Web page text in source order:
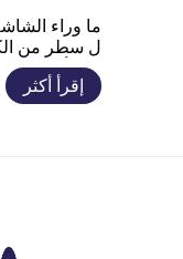
ما وراء
ل سطر من
جب أن يصنع
بل الكود أن
فهوم مسبق،
إقرأ أكثر